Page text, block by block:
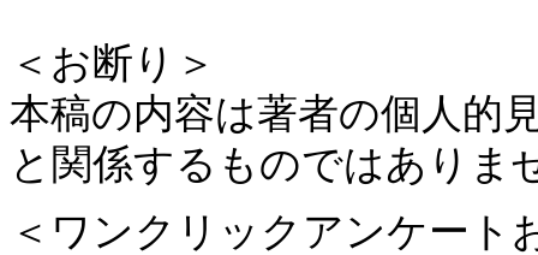
＜お断り＞
本稿の内容は著者の個人的
と関係するものではありま
＜ワンクリックアンケート